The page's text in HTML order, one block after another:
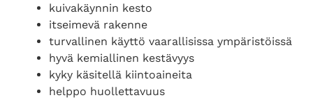
kuivakäynnin kesto
itseimevä rakenne
turvallinen käyttö vaarallisissa ympäristöissä
hyvä kemiallinen kestävyys
kyky käsitellä kiintoaineita
helppo huollettavuus